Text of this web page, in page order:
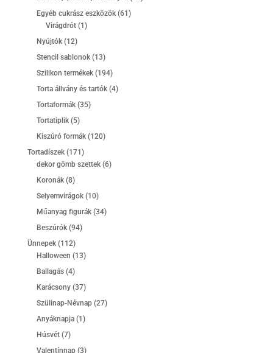
Egyéb cukrász eszközök 6161
Virágdrót 11
Nyújtók 1212
termék
Stencil sablonok 1313
termék
Szilikon termékek 194194
termék
Torta állvány és tartók 44
Tortaformák 3535
Tortatiplik 55
termék
Kiszúró formák 120120
Tortadíszek 171171
termék
dekor gömb szettek 66
Koronák 88
termék
Selyemvirágok 1010
termék
Műanyag figurák 3434
Beszúrók 9494
Ünnepek 112112
termék
Halloween 1313
Ballagás 44
termék
Karácsony 3737
termék
Szülinap-Névnap 2727
Anyáknapja 11
Húsvét 77
termék
Valentínnap 33